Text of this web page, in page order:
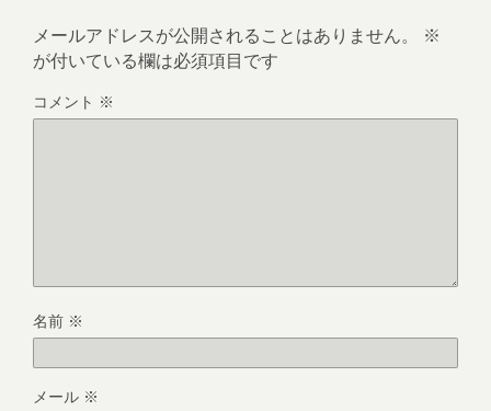
メールアドレスが公開されることはありません。
※
が付いている欄は必須項目です
コメント ※
名前 ※
メール ※